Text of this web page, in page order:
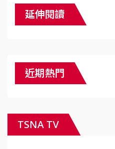
延伸閱讀
近期熱門
TSNA TV